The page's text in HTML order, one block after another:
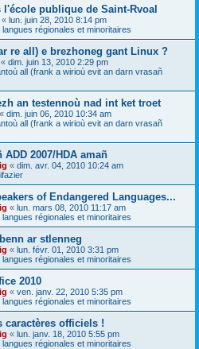
publique de Saint-Rvoal
« lun. juin 28, 2010 8:14 pm
langues régionales et minoritaires
re all) e brezhoneg gant Linux ?
« dim. juin 13, 2010 2:29 pm
all (frank a wirioù evit an darn vrasañ
an testennoù nad int ket troet
« dim. juin 06, 2010 10:34 am
all (frank a wirioù evit an darn vrasañ
2007/HDA amañ
« dim. avr. 04, 2010 10:24 am
of Endangered Languages...
« lun. mars 08, 2010 11:17 am
langues régionales et minoritaires
ar stlenneg
« lun. févr. 01, 2010 3:31 pm
langues régionales et minoritaires
2010
« ven. janv. 22, 2010 5:35 pm
langues régionales et minoritaires
caractères officiels !
« lun. janv. 18, 2010 5:55 pm
langues régionales et minoritaires